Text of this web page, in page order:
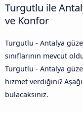
Turgutlu ile
ve Konfor
Turgutlu - Antalya
sınıflarının mevcut
Turgutlu - Antalya
hizmet verdiğini?
bulacaksınız.